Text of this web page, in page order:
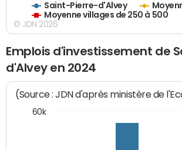
Saint-Pierre-d'Alvey
Moyenne villages de 250 à 500
© JDN 2026
Emplois d'investissement de
d'Alvey en 2024
(Source : JDN d'après ministère de
60k